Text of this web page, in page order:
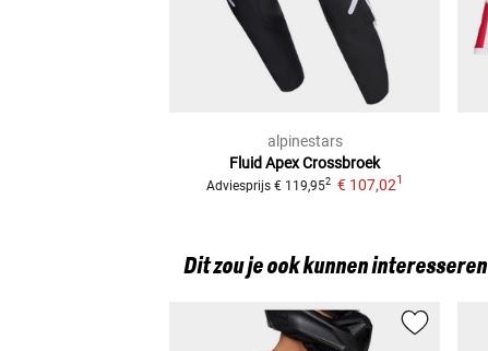
alpinestars
Fluid ApexCrossbroek
Adviesprijs € 119,952 € 107,021
Dit zou je ook kunnen interesseren